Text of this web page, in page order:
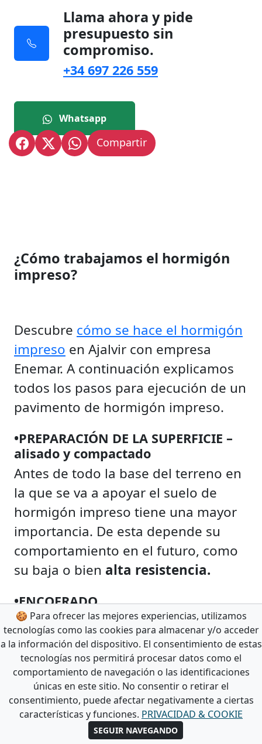
Llama ahora y pide
presupuesto sin
compromiso.
+34 697 226 559
Whatsapp
¿Cómo trabajamos el hormigón
impreso?
Descubre cómo se hace el hormigón
impreso en Ajalvir con empresa
Enemar. A continuación explicamos
todos los pasos para ejecución de un
pavimento de hormigón impreso.
•PREPARACIÓN DE LA SUPERFICIE –
alisado y compactado
Antes de todo la base del terreno en
la que se va a apoyar el suelo de
hormigón impreso tiene una mayor
importancia. De esta depende su
comportamiento en el futuro, como
su baja o bien alta resistencia.
•ENCOFRADO
Después de obtener unsuelo firme
se trata de delimitar la superficie
donde se va a realizar el pavimento.
Por esto es necesario construir el
encofrado.Esto consiste en la
preparación de un recuadro hecho
con reglas metálicas o bordillos para
🍪 Para ofrecer las mejores experiencias, utilizamos
tecnologías como las cookies para almacenar y/o acceder
a la información del dispositivo. El consentimiento de estas
tecnologías nos permitirá procesar datos como el
comportamiento de navegación o las identificaciones
únicas en este sitio. No consentir o retirar el
consentimiento, puede afectar negativamente a ciertas
características y funciones. PRIVACIDAD & COOKIE
SEGUIR NAVEGANDO
Compartir